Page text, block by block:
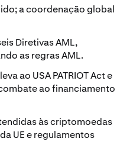
a coordenação global
Diretivas AML,
as regras AML.
ao USA PATRIOT Act e
ao financiamento
às criptomoedas
UE e regulamentos